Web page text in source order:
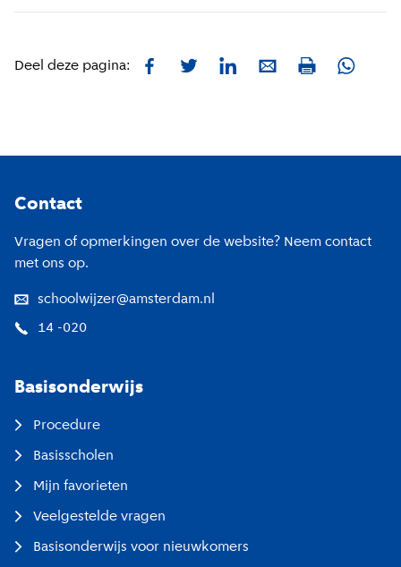
Deel deze pagina: FacebookTwitterLinkedInE-mailPrint
Contact
Vragen of opmerkingen over de website? Neem contact
met ons op.
schoolwijzer@amsterdam.nl
14 -020
Basisonderwijs
Procedure
Basisscholen
Mijn favorieten
Veelgestelde vragen
Basisonderwijs voor nieuwkomers